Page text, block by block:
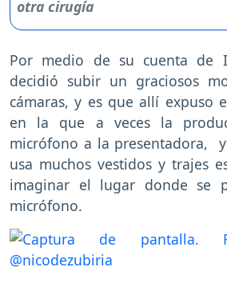
Por medio de su cuenta de
decidió subir un graciosos
cámaras, y es que allí expuso
en la que a veces la
micrófono a la presentadora,
usa muchos vestidos y trajes
imaginar el lugar donde se
micrófono.